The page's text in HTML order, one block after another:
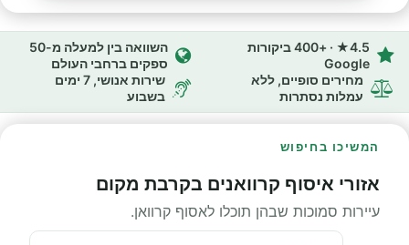
4.5★ · +400 ביקורות
Google
השוואה בין למעלה מ-50
ספקים ברחבי העולם
מחירים סופיים, ללא
עמלות נסתרות
שירות אנושי, 7 ימים
בשבוע
המשיכו בחיפוש
אזורי איסוף קרוואנים בקרבת מקום
עיירות סמוכות שבהן תוכלו לאסוף קרוואן.